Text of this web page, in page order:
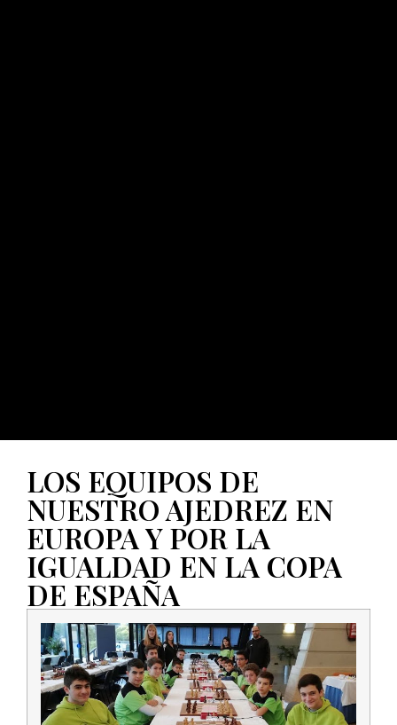
LOS EQUIPOS DE
NUESTRO AJEDREZ EN
EUROPA Y POR LA
IGUALDAD EN LA COPA
DE ESPAÑA